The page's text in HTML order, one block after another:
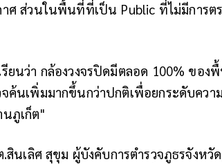
าศ ส่วนในพื้นที่ที่เป็น Public ที่ไม่มีการต
ยนว่า กล้องวงจรปิดมีตลอด 100% ของ
จค้นเพิ่มมากขึ้นกว่าปกติเพื่อยกระดับคว
นภูเก็ต"
นเลิศ สุขุม ผู้บังคับการตำรวจภูธรจังหวั